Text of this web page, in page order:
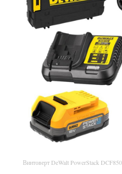
Винтоверт DeWalt PowerStack